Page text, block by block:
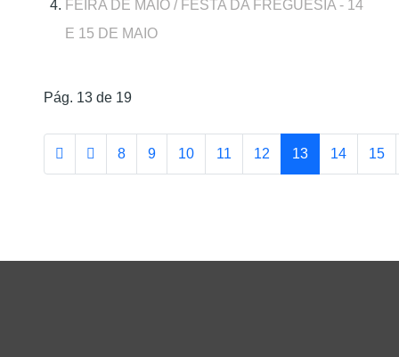
FEIRA DE MAIO / FESTA DA FREGUESIA - 14
E 15 DE MAIO
Pág. 13 de 19
8 9 10 11 12 13 14 15